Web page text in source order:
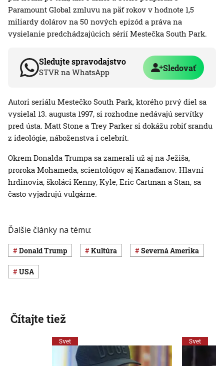
Paramount Global zmluvu na päť rokov v hodnote 1,5
miliardy dolárov na 50 nových epizód a práva na
vysielanie predchádzajúcich sérií Mestečka South Park.
Sledujte spravodajstvo
STVR na WhatsApp Sledovať
Autori seriálu Mestečko South Park, ktorého prvý diel sa
vysielal 13. augusta 1997, si rozhodne nedávajú servítky
pred ústa. Matt Stone a Trey Parker si dokážu robiť srandu
z ideológie, náboženstva i celebrít.
Okrem Donalda Trumpa sa zamerali už aj na Ježiša,
proroka Mohameda, scientológov aj Kanaďanov. Hlavní
hrdinovia, školáci Kenny, Kyle, Eric Cartman a Stan, sa
často vyjadrujú vulgárne.
Ďalšie články na tému:
Donald Trump Kultúra Severná Amerika
USA
Čítajte tiež
Svet Svet